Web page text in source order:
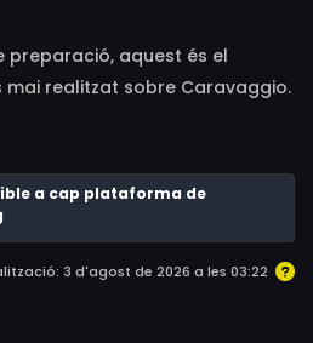
preparació, aquest és el
mai realitzat sobre Caravaggio.
l’altra i el testimoni de
del món, submergeix el públic
de l’artista, desentrellant
obra.
a cap plataforma de
3 d'agost de 2026 a les 03:22